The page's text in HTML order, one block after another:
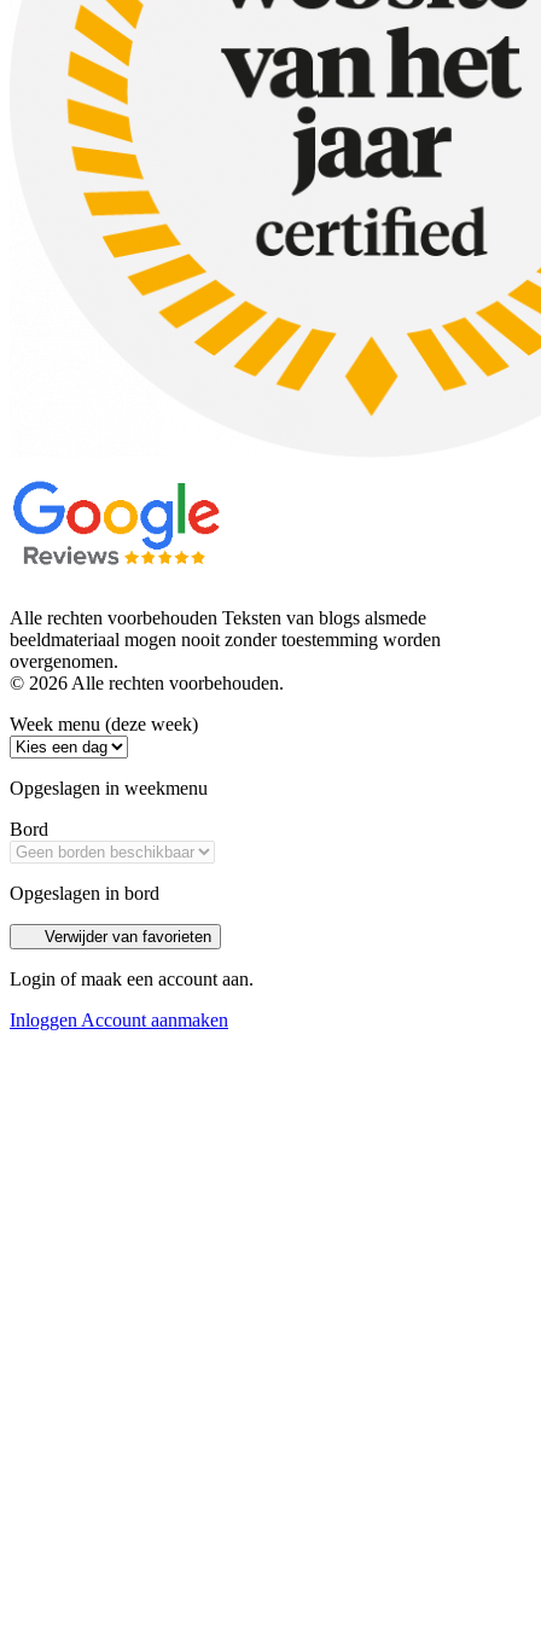
Alle rechten voorbehouden Teksten van blogs alsmede
beeldmateriaal mogen nooit zonder toestemming worden
overgenomen.
© 2026 Alle rechten voorbehouden.
Week menu (deze week)
Opgeslagen in weekmenu
Bord
Opgeslagen in bord
Verwijder van favorieten
Login of maak een account aan.
Inloggen Account aanmaken